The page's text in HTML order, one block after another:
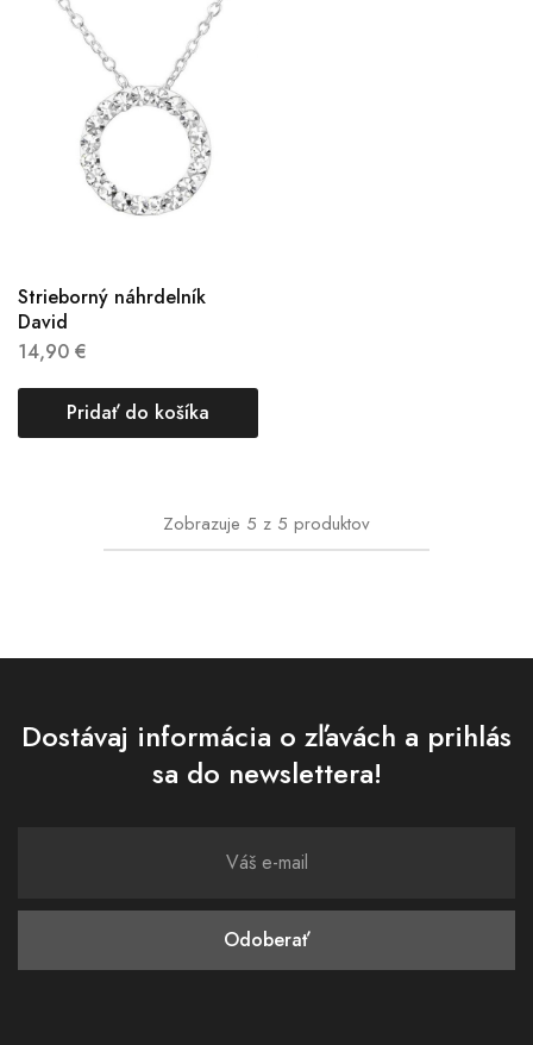
Strieborný náhrdelník
David
14,90 €
Pridať do košíka
Zobrazuje 5 z 5 produktov
Dostávaj informácia o zľavách a prihlás
sa do newslettera!